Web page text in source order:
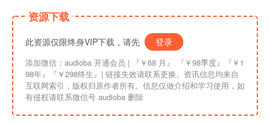
资源下载
此资源仅限终身VIP下载，请先 登录
添加微信：audioba 开通会员 | 『￥68 月』 『￥98季度』『￥1
98年』『￥298终生』| 链接失效请联系更换。资讯信息均来自
互联网索引，版权归原作者所有。信息仅做介绍和学习使用，如
有侵权请联系微信号 audioba 删除